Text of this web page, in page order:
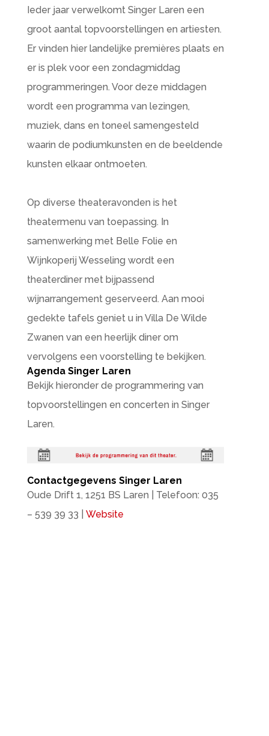
Ieder jaar verwelkomt Singer Laren een
groot aantal topvoorstellingen en artiesten.
Er vinden hier landelijke premières plaats en
er is plek voor een zondagmiddag
programmeringen. Voor deze middagen
wordt een programma van lezingen,
muziek, dans en toneel samengesteld
waarin de podiumkunsten en de beeldende
kunsten elkaar ontmoeten.
Op diverse theateravonden is het
theatermenu van toepassing. In
samenwerking met Belle Folie en
Wijnkoperij Wesseling wordt een
theaterdiner met bijpassend
wijnarrangement geserveerd. Aan mooi
gedekte tafels geniet u in Villa De Wilde
Zwanen van een heerlijk diner om
vervolgens een voorstelling te bekijken.
Agenda Singer Laren
Bekijk hieronder de programmering van
topvoorstellingen en concerten in Singer
Laren.
Contactgegevens Singer Laren
Oude Drift 1, 1251 BS Laren | Telefoon: 035
– 539 39 33 | Website